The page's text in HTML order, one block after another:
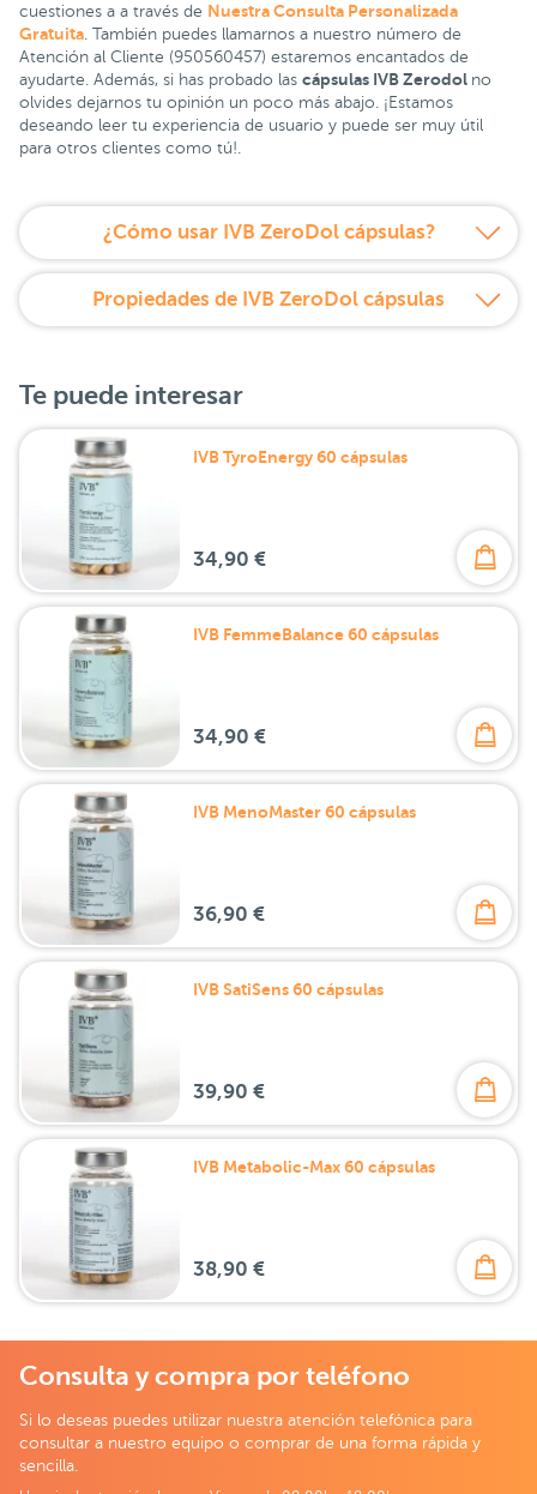
cuestiones a a través de Nuestra Consulta Personalizada
Gratuita. También puedes llamarnos a nuestro número de
Atención al Cliente (950560457) estaremos encantados de
ayudarte. Además, si has probado las cápsulas IVB Zerodol no
olvides dejarnos tu opinión un poco más abajo. ¡Estamos
deseando leer tu experiencia de usuario y puede ser muy útil
para otros clientes como tú!.
¿Cómo usar IVB ZeroDol cápsulas?
Propiedades de IVB ZeroDol cápsulas
Te puede interesar
IVB TyroEnergy 60 cápsulas
34,90 €
IVB FemmeBalance 60 cápsulas
34,90 €
IVB MenoMaster 60 cápsulas
36,90 €
IVB SatiSens 60 cápsulas
39,90 €
IVB Metabolic-Max 60 cápsulas
38,90 €
Consulta y compra por teléfono
Si lo deseas puedes utilizar nuestra atención telefónica para
consultar a nuestro equipo o comprar de una forma rápida y
sencilla.